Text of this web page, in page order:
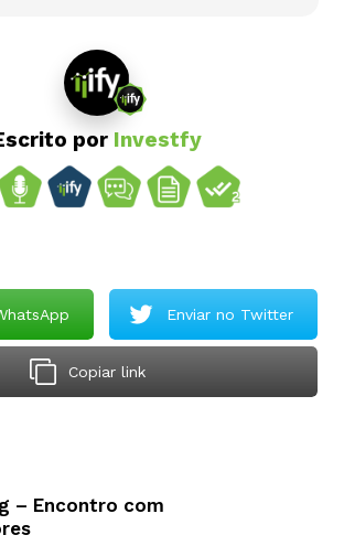
por Investfy
Enviar no Twitter
Copiar link
– Encontro com